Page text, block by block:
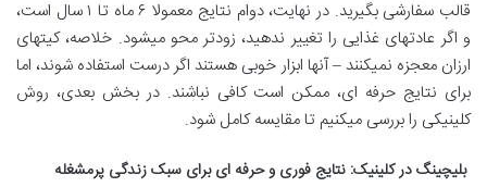
قالب سفارشی بگیرید. در نهایت، دوام نتایج معمولا ۶ ماه تا ۱ سال است،
و اگر عادتهای غذایی را تغییر ندهید، زودتر محو میشود. خلاصه، کیتهای
ارزان معجزه نمیکنند – آنها ابزار خوبی هستند اگر درست استفاده شوند، اما
برای نتایج حرفه ای، ممکن است کافی نباشند. در بخش بعدی، روش
کلینیکی را بررسی میکنیم تا مقایسه کامل شود.
بلیچینگ در کلینیک: نتایج فوری و حرفه ای برای سبک زندگی پرمشغله